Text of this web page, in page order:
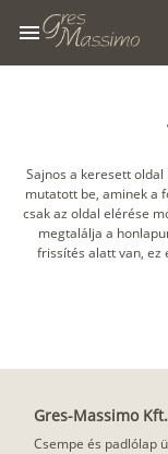
menu
Sajnos a keresett
mutatott be, aminek a
csak az oldal elérése
megtalálja a
frissítés alatt van, ez
Gres-Massimo Kft.
Csempe és padlólap